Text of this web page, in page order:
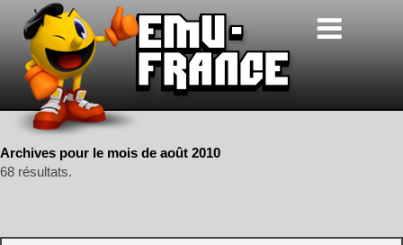
Archives pour le mois de août 2010
68 résultats.